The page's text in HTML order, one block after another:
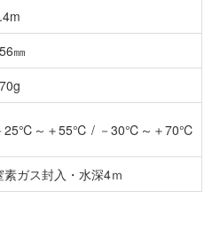
㎜
25℃～＋55℃ / －30℃～＋70℃
素ガス封入・水深4ｍ